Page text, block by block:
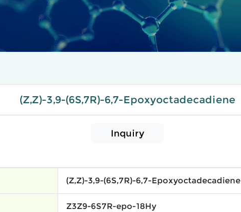
(Z,Z)-3,9-(6S,7R)-6,7-Epoxyoctadecadiene
Inquiry
(Z,Z)-3,9-(6S,7R)-6,7-Epoxyoctadecadiene
Z3Z9-6S7R-epo-18Hy